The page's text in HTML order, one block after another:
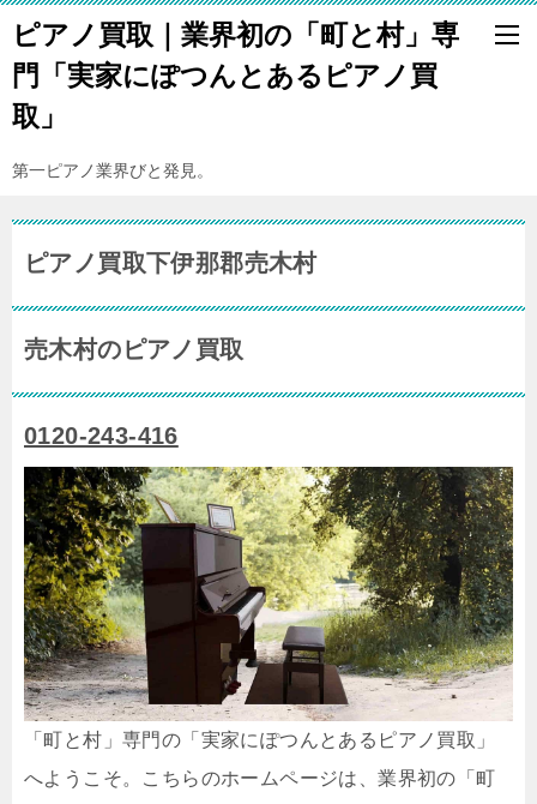
ピアノ買取｜業界初の「町と村」専
門「実家にぽつんとあるピアノ買
取」
第一ピアノ業界びと発見。
ピアノ買取下伊那郡売木村
売木村のピアノ買取
0120-243-416
「町と村」専門の「実家にぽつんとあるピアノ買取」
へようこそ。こちらのホームページは、業界初の「町